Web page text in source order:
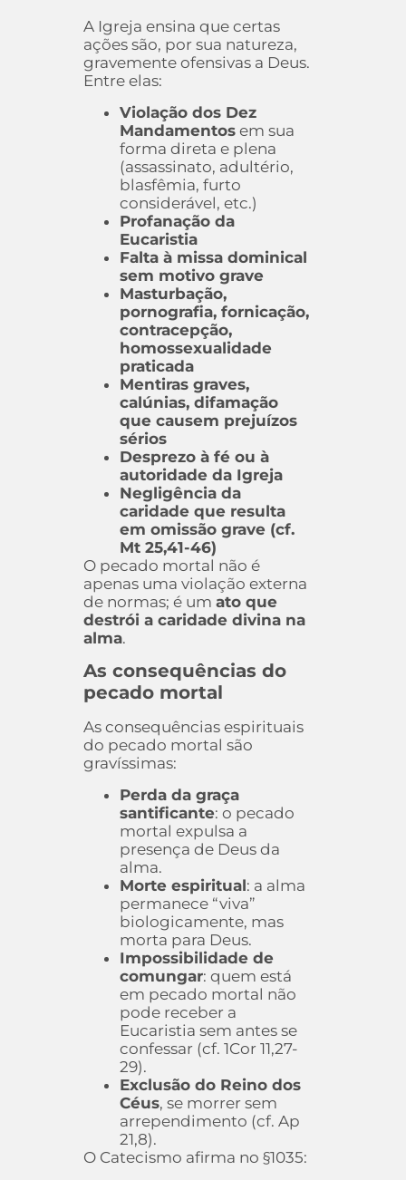
A Igreja ensina que certas
ações são, por sua natureza,
gravemente ofensivas a Deus.
Entre elas:
Violação dos Dez
Mandamentos em sua
forma direta e plena
(assassinato, adultério,
blasfêmia, furto
considerável, etc.)
Profanação da
Eucaristia
Falta à missa dominical
sem motivo grave
Masturbação,
pornografia, fornicação,
contracepção,
homossexualidade
praticada
Mentiras graves,
calúnias, difamação
que causem prejuízos
sérios
Desprezo à fé ou à
autoridade da Igreja
Negligência da
caridade que resulta
em omissão grave (cf.
Mt 25,41-46)
O pecado mortal não é
apenas uma violação externa
de normas; é umato que
destrói a caridade divina na
alma.
As consequências do
pecado mortal
As consequências espirituais
do pecado mortal são
gravíssimas:
Perda da graça
santificante: o pecado
mortal expulsa a
presença de Deus da
alma.
Morte espiritual: a alma
permanece “viva”
biologicamente, mas
morta para Deus.
Impossibilidade de
comungar: quem está
em pecado mortal não
pode receber a
Eucaristia sem antes se
confessar (cf. 1Cor 11,27-
29).
Exclusão do Reino dos
Céus, se morrer sem
arrependimento (cf. Ap
21,8).
O Catecismo afirma no §1035: